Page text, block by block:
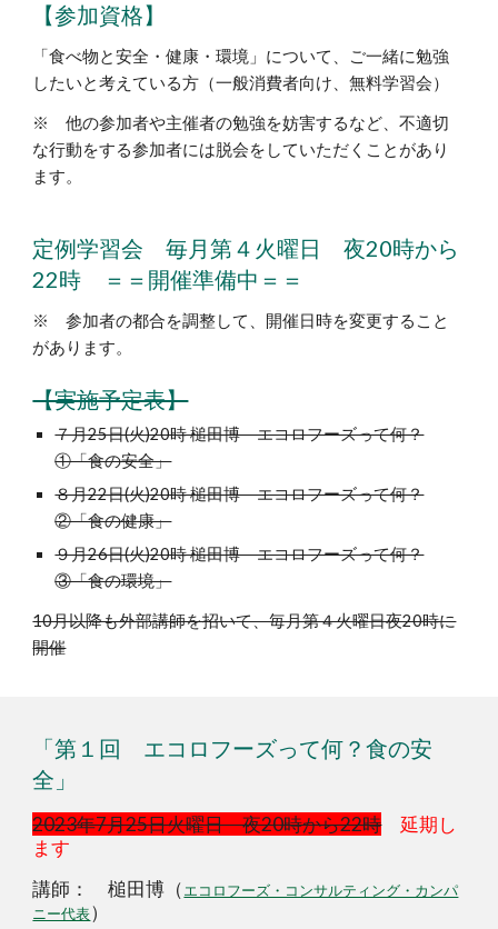
【参加資格】
「食べ物と安全・健康・環境」について、ご一緒に勉強
したいと考えている方（一般消費者向け、無料学習会）
※ 他の参加者や主催者の勉強を妨害するなど、不適切
な行動をする参加者には脱会をしていただくことがあり
ます。
定例学習会 毎月第４火曜日 夜20時から
22時 ＝＝開催準備中＝＝
※ 参加者の都合を調整して、開催日時を変更すること
があります。
【実施予定表】
７月25日(火)20時 槌田博 エコロフーズって何？
①「食の安全」
８月22日(火)20時 槌田博 エコロフーズって何？
②「食の健康」
９月26日(火)20時 槌田博 エコロフーズって何？
③「食の環境」
10月以降も外部講師を招いて、毎月第４火曜日夜20時に
開催
「第１回 エコロフーズって何？食の安
全」
2023年7月25日火曜日 夜20時から22時
延期し
ます
講師： 槌田博（エコロフーズ・コンサルティング・カンパ
ニー代表）